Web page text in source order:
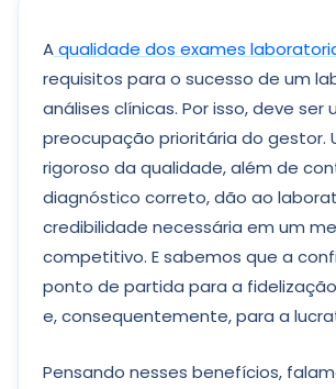
Aqualidade dos exames
requisitos para o sucesso de um
análises clínicas. Por isso, deve ser
preocupação prioritária do gestor.
rigoroso da qualidade, além de
diagnóstico correto, dão ao
credibilidade necessária em um
competitivo. E sabemos que a
ponto de partida para a
e, consequentemente, para a
Pensando nesses benefícios,